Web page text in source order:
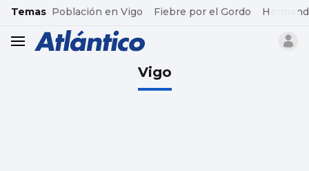
common.go-to-content
Temas Población en Vigo Fiebre por el Gordo
header.menu.open
Vigo